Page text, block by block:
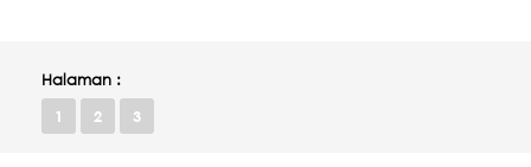
Halaman :
1 2 3